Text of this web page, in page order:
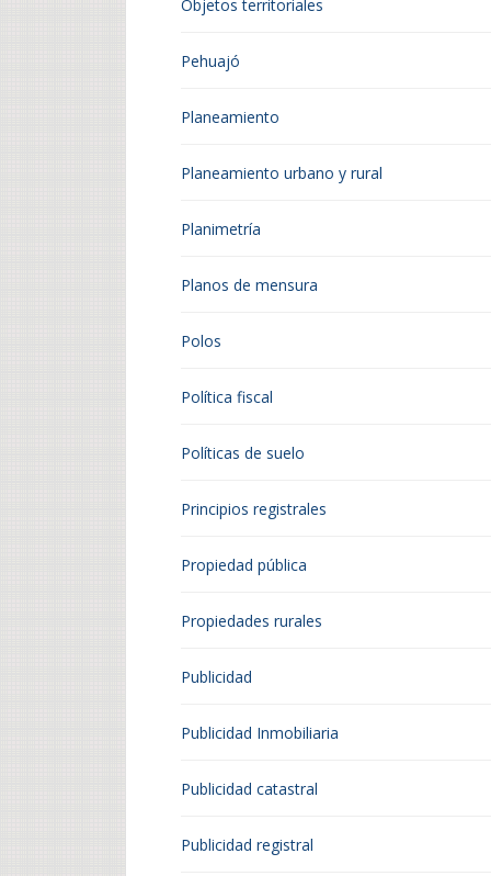
Objetos territoriales
Pehuajó
Planeamiento
Planeamiento urbano y rural
Planimetría
Planos de mensura
Polos
Política fiscal
Políticas de suelo
Principios registrales
Propiedad pública
Propiedades rurales
Publicidad
Publicidad Inmobiliaria
Publicidad catastral
Publicidad registral